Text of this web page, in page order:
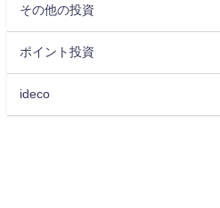
その他の投資
ポイント投資
ideco